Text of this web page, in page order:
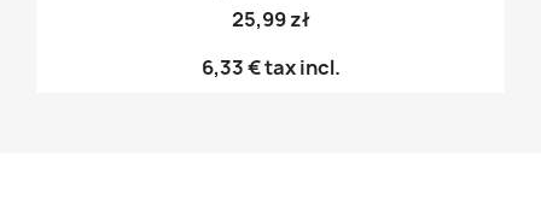
25,99 zł
6,33 €tax incl.